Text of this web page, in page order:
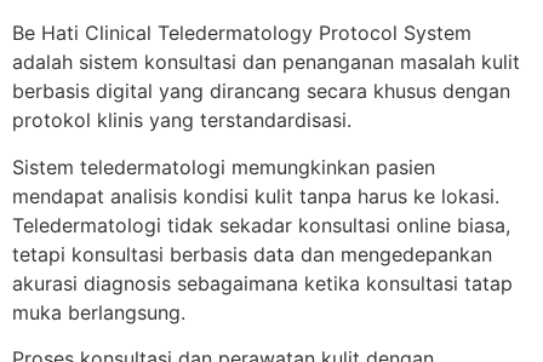
Be Hati Clinical Teledermatology Protocol System
adalah sistem konsultasi dan penanganan masalah kulit
berbasis digital yang dirancang secara khusus dengan
protokol klinis yang terstandardisasi.
Sistem teledermatologi memungkinkan pasien
mendapat analisis kondisi kulit tanpa harus ke lokasi.
Teledermatologi tidak sekadar konsultasi online biasa,
tetapi konsultasi berbasis data dan mengedepankan
akurasi diagnosis sebagaimana ketika konsultasi tatap
muka berlangsung.